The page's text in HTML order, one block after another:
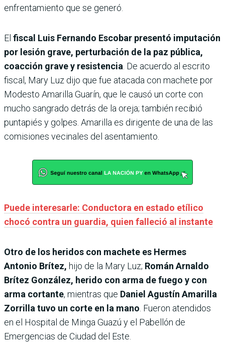
enfrentamiento que se generó.
El fiscal Luis Fernando Escobar presentó imputación
por lesión grave, perturbación de la paz pública,
coacción grave y resistencia . De acuerdo al escrito
fiscal, Mary Luz dijo que fue atacada con machete por
Modesto Amarilla Guarín, que le causó un corte con
mucho sangrado detrás de la oreja; también recibió
puntapiés y golpes. Amarilla es dirigente de una de las
comisiones vecinales del asentamiento.
Puede interesarle: Conductora en estado etílico
chocó contra un guardia, quien falleció al instante
Otro de los heridos con machete es Hermes
Antonio Brítez, hijo de la Mary Luz; Román Arnaldo
Brítez González, herido con arma de fuego y con
arma cortante, mientras que Daniel Agustín Amarilla
Zorrilla tuvo un corte en la mano . Fueron atendidos
en el Hospital de Minga Guazú y el Pabellón de
Emergencias de Ciudad del Este.